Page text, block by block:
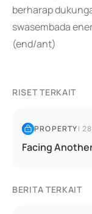
berharap
swasembada
(end/ant)
RISET TERKAIT
PROPERTY|
Facing
BERITA TERKAIT